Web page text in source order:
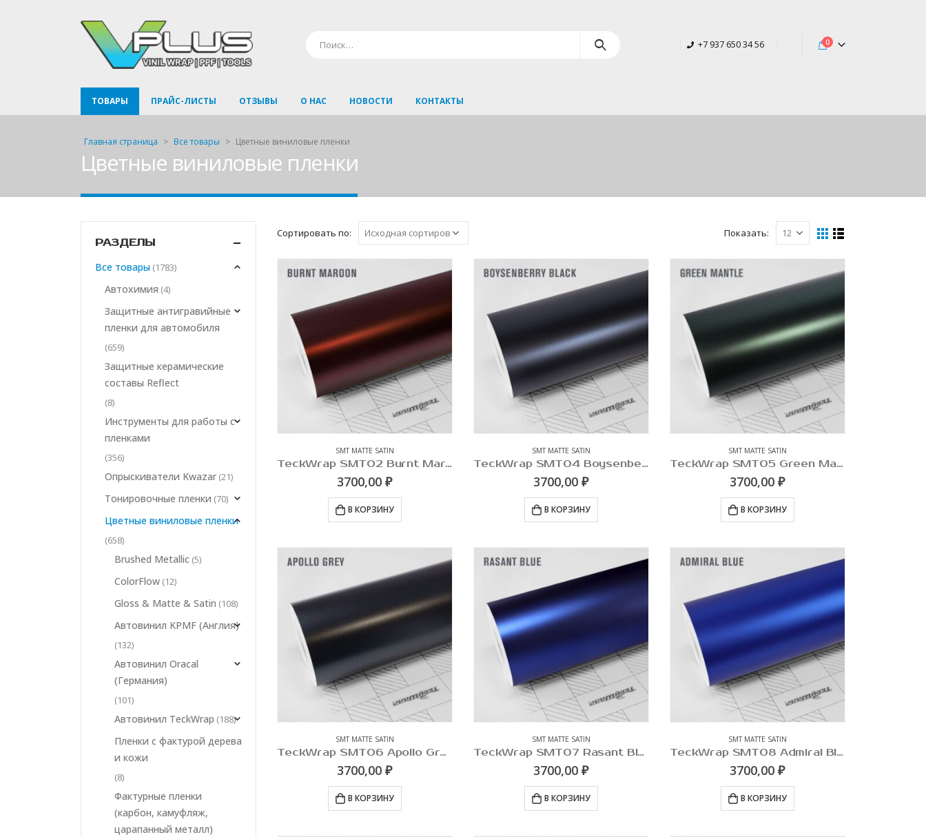
+7 937 650 34 56 0
ТОВАРЫ ПРАЙС-ЛИСТЫ ОТЗЫВЫ О НАС НОВОСТИ КОНТАКТЫ
Главная страница > Все товары > Цветные виниловые пленки
Цветные виниловые пленки
Сортировать по: Показать:
SMT MATTE SATIN
TeckWrap SMT02 Burnt Maroon
3700,00₽
В КОРЗИНУ
SMT MATTE SATIN
TeckWrap SMT04 Boysenberry Black
3700,00₽
В КОРЗИНУ
SMT MATTE SATIN
TeckWrap SMT05 Green Mantle
3700,00₽
В КОРЗИНУ
SMT MATTE SATIN
TeckWrap SMT06 Apollo Grey
3700,00₽
В КОРЗИНУ
SMT MATTE SATIN
TeckWrap SMT07 Rasant Blue
3700,00₽
В КОРЗИНУ
SMT MATTE SATIN
TeckWrap SMT08 Admiral Blue
3700,00₽
В КОРЗИНУ
РАЗДЕЛЫ
Все товары (1783)
Автохимия (4)
Защитные антигравийные
пленки для автомобиля
(659)
Защитные керамические
составы Reflect
(8)
Инструменты для работы с
пленками
(356)
Опрыскиватели Kwazar (21)
Тонировочные пленки (70)
Цветные виниловые пленки
(658)
Brushed Metallic (5)
ColorFlow (12)
Gloss & Matte & Satin (108)
Автовинил KPMF (Англия)
(132)
Автовинил Oracal
(Германия)
(101)
Автовинил TeckWrap (188)
Пленки с фактурой дерева
и кожи
(8)
Фактурные пленки
(карбон, камуфляж,
царапанный металл)